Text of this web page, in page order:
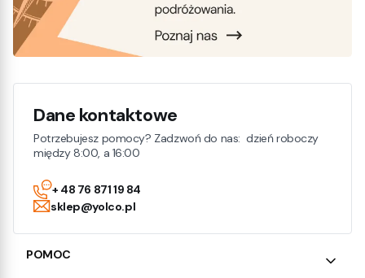
Dane kontaktowe
Potrzebujesz pomocy? Zadzwoń do nas: dzień roboczy
między 8:00, a 16:00
+ 48 76 871 19 84
sklep@yolco.pl
Linki w stopce
POMOC